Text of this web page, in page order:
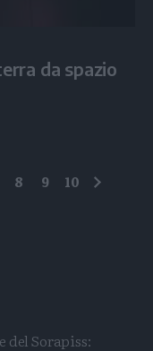
da spazio
8 9 10
del Sorapiss: